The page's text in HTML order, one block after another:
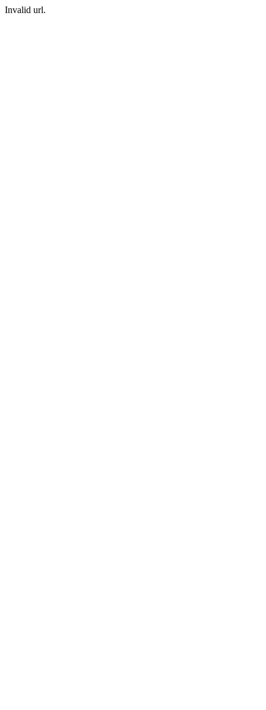
Invalid url.